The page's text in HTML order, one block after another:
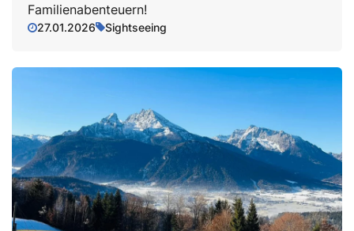
Familienabenteuern!
27.01.2026 Sightseeing